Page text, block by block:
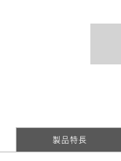
製品特長